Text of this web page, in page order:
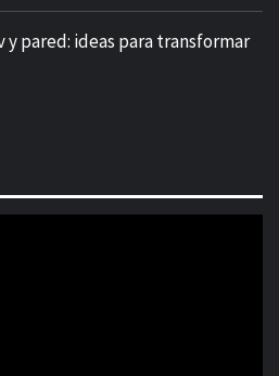
pared: ideas para transformar